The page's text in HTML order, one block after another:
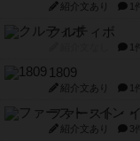
紹介文あり 1
クルティボ
1
1809
紹介文あり 1
ファースト・
紹介文あり 3